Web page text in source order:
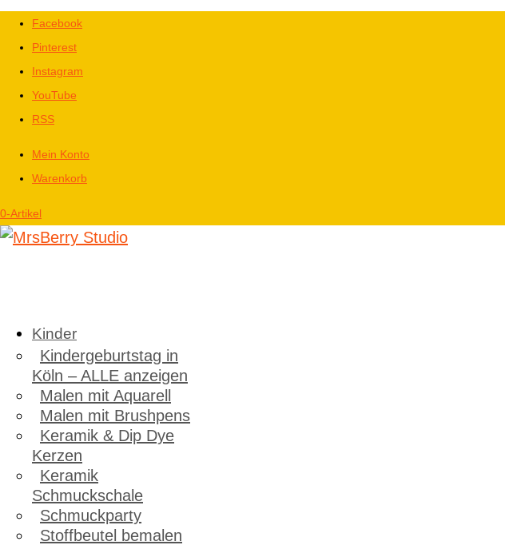
Facebook
Pinterest
Instagram
YouTube
RSS
Mein Konto
Warenkorb
0-Artikel
Kinder
Kindergeburtstag in
Köln – ALLE anzeigen
Malen mit Aquarell
Malen mit Brushpens
Keramik & Dip Dye
Kerzen
Keramik
Schmuckschale
Schmuckparty
Stoffbeutel bemalen